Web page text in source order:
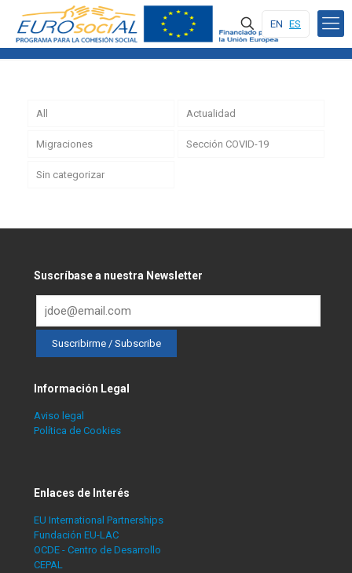
EN ES
All Actualidad
Migraciones Sección COVID-19
Sin categorizar
Suscríbase a nuestra Newsletter
Información Legal
Aviso legal
Política de Cookies
Enlaces de Interés
EU International Partnerships
Fundación EU-LAC
OCDE - Centro de Desarrollo
CEPAL